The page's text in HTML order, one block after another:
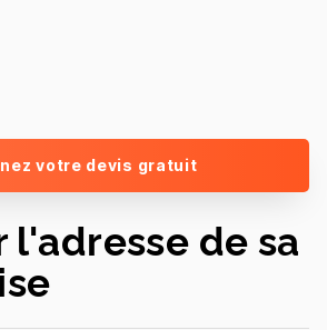
votre devis gratuit
l'adresse de sa